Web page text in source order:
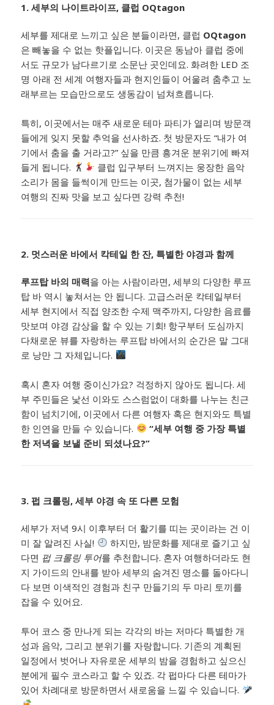
1. 세부의 나이트라이프, 클럽 OQtagon
세부를 제대로 느끼고 싶은 분들이라면, 클럽 OQtagon
은 빼놓을 수 없는 핫플입니다. 이곳은 동남아 클럽 중에
서도 규모가 남다르기로 소문난 곳인데요. 화려한 LED 조
명 아래 전 세계 여행자들과 현지인들이 어울려 춤추고 노
래부르는 모습만으로도 생동감이 넘쳐흐릅니다.
특히, 이곳에서는 매주 새로운 테마 파티가 열리며 방문객
들에게 잊지 못할 추억을 선사하죠. 첫 방문자도 “내가 여
기에서 춤을 출 거라고?” 싶을 만큼 흥겨운 분위기에 빠져
들게 됩니다.
클럽 입구부터 느껴지는 웅장한 음악
소리가 몸을 들썩이게 만드는 이곳, 첨가물이 없는 세부
여행의 진짜 맛을 보고 싶다면 강력 추천!
2. 멋스러운 바에서 칵테일 한 잔, 특별한 야경과 함께
루프탑 바의 매력을 아는 사람이라면, 세부의 다양한 루프
탑 바 역시 놓쳐서는 안 됩니다. 고급스러운 칵테일부터
세부 현지에서 직접 양조한 수제 맥주까지, 다양한 음료를
맛보며 야경 감상을 할 수 있는 기회! 항구부터 도심까지
다채로운 뷰를 자랑하는 루프탑 바에서의 순간은 말 그대
로 낭만 그 자체입니다.
혹시 혼자 여행 중이신가요? 걱정하지 않아도 됩니다. 세
부 주민들은 낯선 이와도 스스럼없이 대화를 나누는 친근
함이 넘치기에, 이곳에서 다른 여행자 혹은 현지와도 특별
한 인연을 만들 수 있습니다.
“세부 여행 중 가장 특별
한 저녁을 보낼 준비 되셨나요?”
3. 펍 크롤링, 세부 야경 속 또 다른 모험
세부가 저녁 9시 이후부터 더 활기를 띠는 곳이라는 건 이
미 잘 알려진 사실!
하지만, 밤문화를 제대로 즐기고 싶
다면 펍 크롤링 투어를 추천합니다. 혼자 여행하더라도 현
지 가이드의 안내를 받아 세부의 숨겨진 명소를 돌아다니
다 보면 이색적인 경험과 친구 만들기의 두 마리 토끼를
잡을 수 있어요.
투어 코스 중 만나게 되는 각각의 바는 저마다 특별한 개
성과 음악, 그리고 분위기를 자랑합니다. 기존의 계획된
일정에서 벗어나 자유로운 세부의 밤을 경험하고 싶으신
분에게 필수 코스라고 할 수 있죠. 각 펍마다 다른 테마가
있어 차례대로 방문하면서 새로움을 느낄 수 있습니다.